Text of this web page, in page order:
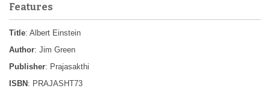
Features
Title: Albert Einstein
Author: Jim Green
Publisher: Prajasakthi
ISBN : PRAJASHT73